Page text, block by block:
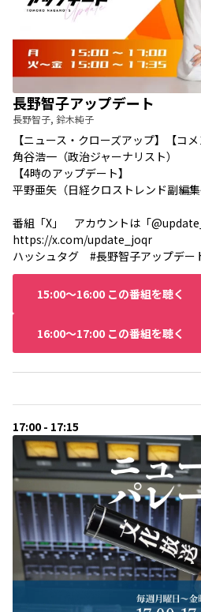
長野智子アップデート
長野智子, 鈴木純子
【ニュース・クローズアップ】【コ
角谷浩一（政治ジャーナリスト）
【4時のアップデート】
平野亜矢（日経クロストレンド副編集
番組「X」 アカウントは「
https://x.com/update_joqr
ハッシュタグ #長野智子アップデー
15:00〜16:00 この番組を聴く
16:00〜17:00 この番組を聴く
17:00 - 17:15